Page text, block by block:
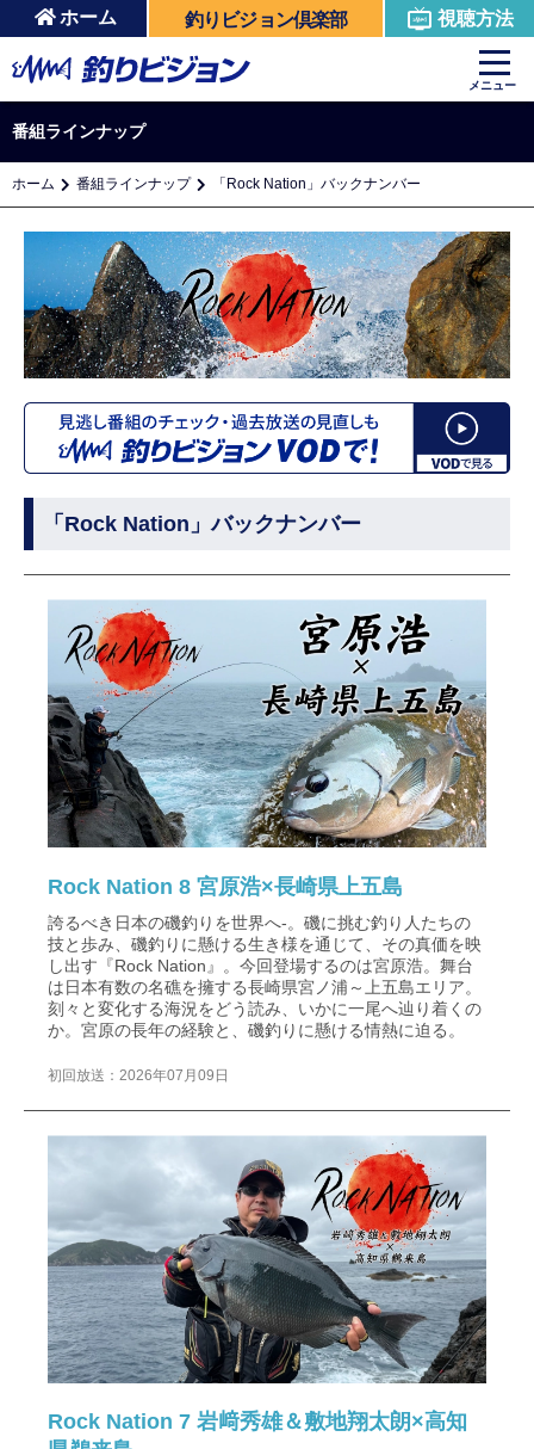
ホーム 釣りビジョン倶楽部 視聴方法
メニュー
番組ラインナップ
ホーム 番組ラインナップ 「Rock Nation」バックナンバー
「Rock Nation」バックナンバー
Rock Nation 8 宮原浩×長崎県上五島
誇るべき日本の磯釣りを世界へ‐。磯に挑む釣り人たちの
技と歩み、磯釣りに懸ける生き様を通じて、その真価を映
し出す『Rock Nation』。今回登場するのは宮原浩。舞台
は日本有数の名礁を擁する長崎県宮ノ浦～上五島エリア。
刻々と変化する海況をどう読み、いかに一尾へ辿り着くの
か。宮原の長年の経験と、磯釣りに懸ける情熱に迫る。
初回放送：2026年07月09日
Rock Nation 7 岩﨑秀雄＆敷地翔太朗×高知